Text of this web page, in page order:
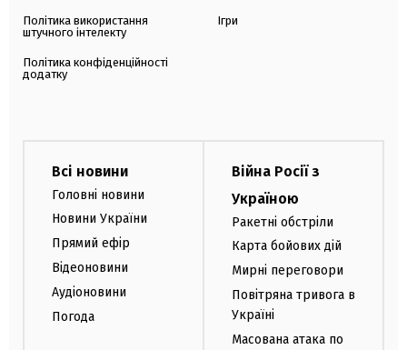
Політика використання
штучного інтелекту
Політика конфіденційності
додатку
Ігри
Всі новини
Головні новини
Новини України
Прямий ефір
Відеоновини
Аудіоновини
Погода
Війна Росії з
Україною
Ракетні обстріли
Карта бойових дій
Мирні переговори
Повітряна тривога в
Україні
Масована атака по